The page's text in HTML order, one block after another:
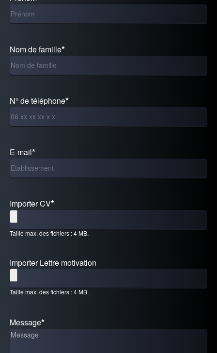
Nom de famille
N° de téléphone
E-mail
Importer CV
Taille max. des fichiers : 4 MB.
Importer Lettre motivation
Taille max. des fichiers : 4 MB.
Message